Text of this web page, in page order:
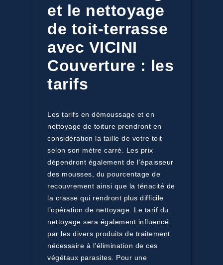
et le nettoyage
de toit-terrasse
avec VICINI
Couverture : les
tarifs
Les tarifs en démoussage et en
nettoyage de toiture prendront en
considération la taille de votre toit
selon son mètre carré. Les prix
dépendront également de l’épaisseur
des mousses, du pourcentage de
recouvrement ainsi que la ténacité de
la crasse qui rendront plus difficile
l’opération de nettoyage. Le tarif du
nettoyage sera également influencé
par les divers produits de traitement
nécessaire à l’élimination de ces
végétaux parasites. Pour une